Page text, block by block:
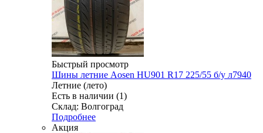
Быстрый просмотр
Шины летние Aosen HU901 R17 225/55 б/у л7940
Летние (лето)
Есть в наличии (1)
Склад: Волгоград
Подробнее
Акция